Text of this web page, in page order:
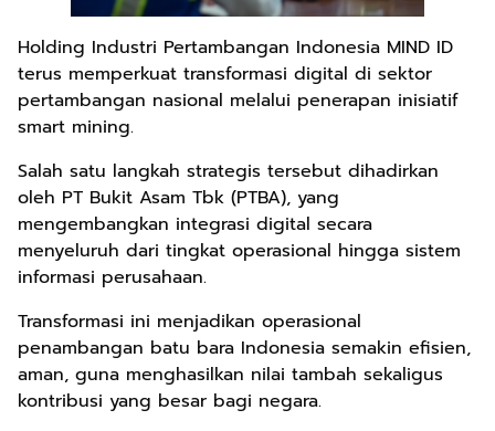
Holding Industri Pertambangan Indonesia MIND ID
terus memperkuat transformasi digital di sektor
pertambangan nasional melalui penerapan inisiatif
smart mining.
Salah satu langkah strategis tersebut dihadirkan
oleh PT Bukit Asam Tbk (PTBA), yang
mengembangkan integrasi digital secara
menyeluruh dari tingkat operasional hingga sistem
informasi perusahaan.
Transformasi ini menjadikan operasional
penambangan batu bara Indonesia semakin efisien,
aman, guna menghasilkan nilai tambah sekaligus
kontribusi yang besar bagi negara.